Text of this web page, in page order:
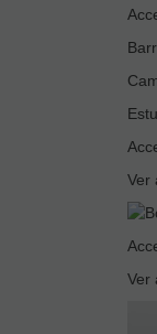
Ver
Ver